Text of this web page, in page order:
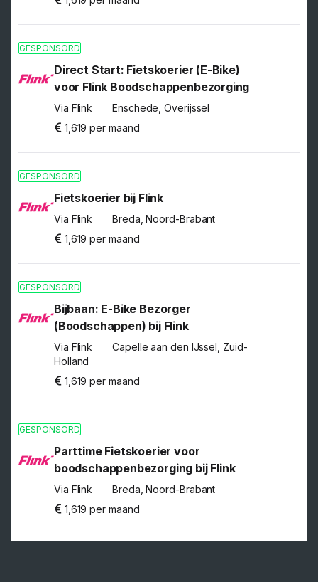
GESPONSORD
Direct Start: Fietskoerier (E-Bike)
voor Flink Boodschappenbezorging
Via Flink
Enschede, Overijssel
1,619 per maand
GESPONSORD
Fietskoerier bij Flink
Via Flink
Breda, Noord-Brabant
1,619 per maand
GESPONSORD
Bijbaan: E-Bike Bezorger
(Boodschappen) bij Flink
Via Flink
Capelle aan den IJssel, Zuid-
Holland
1,619 per maand
GESPONSORD
Parttime Fietskoerier voor
boodschappenbezorging bij Flink
Via Flink
Breda, Noord-Brabant
1,619 per maand